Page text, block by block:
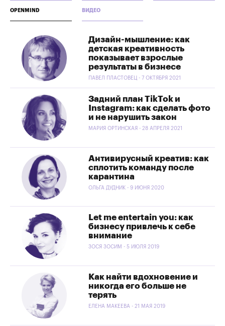
OPENMIND ВИДЕО
Дизайн-мышление: как
детская креативность
показывает взрослые
результаты в бизнесе
ПАВЕЛ ПЛАСТОВЕЦ - 7 ОКТЯБРЯ 2021
Задний план TikTok и
Instagram: как сделать фото
и не нарушить закон
МАРИЯ ОРТИНСКАЯ - 28 АПРЕЛЯ 2021
Антивирусный креатив: как
сплотить команду после
карантина
ОЛЬГА ДУДНИК - 9 ИЮНЯ 2020
Let me entertain you: как
бизнесу привлечь к себе
внимание
ЗОСЯ ЗОСИМ - 5 ИЮЛЯ 2019
Как найти вдохновение и
никогда его больше не
терять
ЕЛЕНА МАКЕЕВА - 21 МАЯ 2019